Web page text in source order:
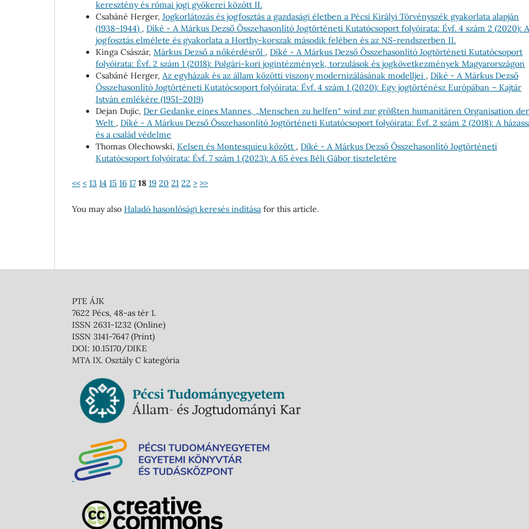
keresztény és római jogi gyökerei között II.
Csabáné Herger, Jogkorlátozás és jogfosztás a gazdasági életben a Pécsi Királyi Törvényszék gyakorlata alapján
(1938–1944) , Díké - A Márkus Dezső Összehasonlító Jogtörténeti Kutatócsoport folyóirata: Évf. 4 szám 2 (2020): A
jogfosztás elmélete és gyakorlata a Horthy-korszak második felében és az NS-rendszerben II.
Kinga Császár, Márkus Dezső a nőkérdésről , Díké - A Márkus Dezső Összehasonlító Jogtörténeti Kutatócsoport
folyóirata: Évf. 2 szám 1 (2018): Polgári-kori jogintézmények, torzulások és jogkövetkezmények Magyarországon
Csabáné Herger, Az egyházak és az állam közötti viszony modernizálásának modelljei , Díké - A Márkus Dezső
Összehasonlító Jogtörténeti Kutatócsoport folyóirata: Évf. 4 szám 1 (2020): Egy jogtörténész Európában – Kajtár
István emlékére (1951–2019)
Dejan Dujic, Der Gedanke eines Mannes, „Menschen zu helfen“ wird zur größten humanitären Organisation der
Welt , Díké - A Márkus Dezső Összehasonlító Jogtörténeti Kutatócsoport folyóirata: Évf. 2 szám 2 (2018): A
és a család védelme
Thomas Olechowski, Kelsen és Montesquieu között , Díké - A Márkus Dezső Összehasonlító Jogtörténeti
Kutatócsoport folyóirata: Évf. 7 szám 1 (2023): A 65 éves Béli Gábor tiszteletére
<< < 13 14 15 16 17 18 19 20 21 22 > >>
You may also Haladó hasonlósági keresés indítása for this article.
PTE ÁJK
7622 Pécs, 48-as tér 1.
ISSN 2631-1232 (Online)
ISSN 3141-7647 (Print)
DOI: 10.15170/DIKE
MTA IX. Osztály C kategória